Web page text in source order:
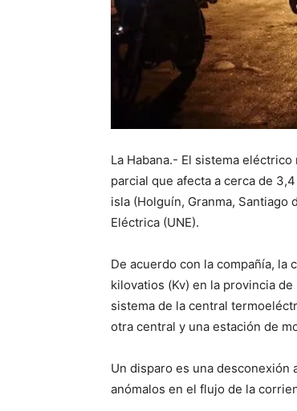
La Habana.- El sistema
parcial que afecta a cerca de
isla (Holguín, Granma, Santiago
Eléctrica (UNE).
De acuerdo con la compañía, la
kilovatios (Kv) en la provincia
sistema de la central
otra central y una estación de
Un disparo es una desconexión
anómalos en el flujo de la